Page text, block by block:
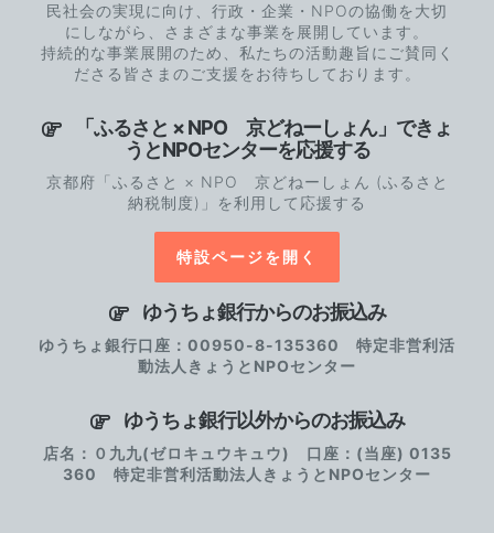
民社会の実現に向け、行政・企業・NPOの協働を大切
にしながら、さまざまな事業を展開しています。
持続的な事業展開のため、私たちの活動趣旨にご賛同く
ださる皆さまのご支援をお待ちしております。
「ふるさと × NPO 京どねーしょん」できょ
うとNPOセンターを応援する
京都府「ふるさと × NPO 京どねーしょん (ふるさと
納税制度)」を利用して応援する
特設ページを開く
ゆうちょ銀行からのお振込み
ゆうちょ銀行口座：00950-8-135360 特定非営利活
動法人きょうとNPOセンター
ゆうちょ銀行以外からのお振込み
店名：０九九(ゼロキュウキュウ) 口座：(当座) 0135
360 特定非営利活動法人きょうとNPOセンター